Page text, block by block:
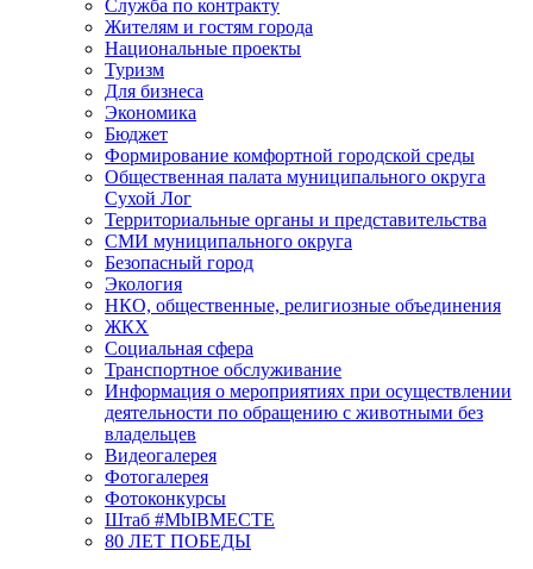
Служба по контракту
Жителям и гостям города
Национальные проекты
Туризм
Для бизнеса
Экономика
Бюджет
Формирование комфортной городской среды
Общественная палата муниципального округа
Сухой Лог
Территориальные органы и представительства
СМИ муниципального округа
Безопасный город
Экология
НКО, общественные, религиозные объединения
ЖКХ
Социальная сфера
Транспортное обслуживание
Информация о мероприятиях при осуществлении
деятельности по обращению с животными без
владельцев
Видеогалерея
Фотогалерея
Фотоконкурсы
Штаб #MbIBMECTE
80 ЛЕТ ПОБЕДЫ